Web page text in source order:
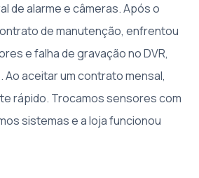
de alarme e câmeras. Após o
de manutenção, enfrentou
e falha de gravação no DVR,
aceitar um contrato mensal,
rápido. Trocamos sensores com
sistemas e a loja funcionou